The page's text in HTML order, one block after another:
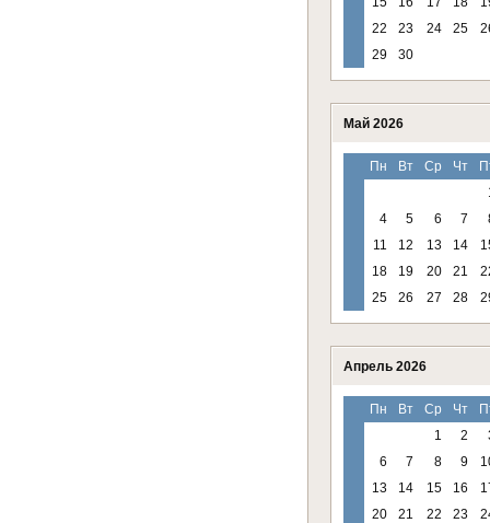
22
23 24 25
29
30
Май 2026
Пн Вт Ср Чт
4
5 6 7
11
12 13 14
18
19 20 21
25
26 27 28
Апрель 2026
Пн Вт Ср Чт
1
2
6
7 8 9
13
14 15 16
20
21 22 23